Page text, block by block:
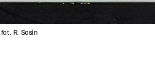
R. Sosin